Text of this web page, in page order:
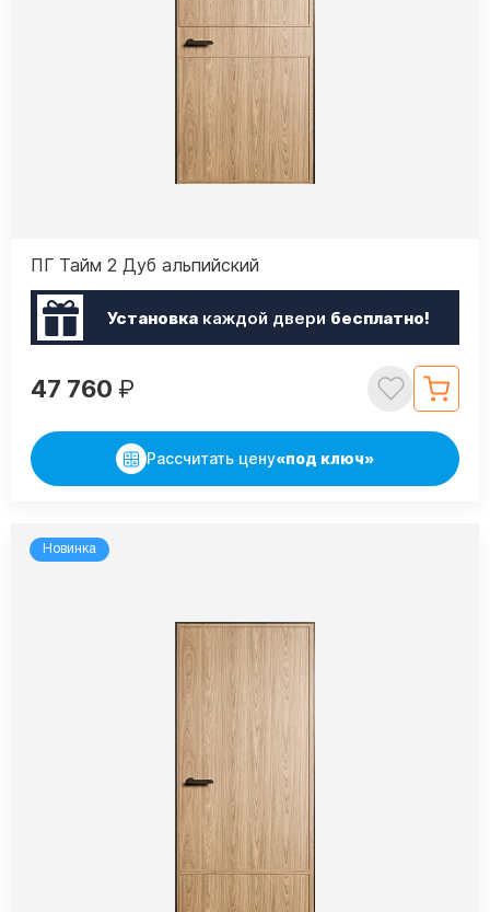
ПГ Тайм 2 Дуб альпийский
Установкакаждой двери бесплатно!
47 760 ₽
Рассчитать цену«под ключ»
Новинка